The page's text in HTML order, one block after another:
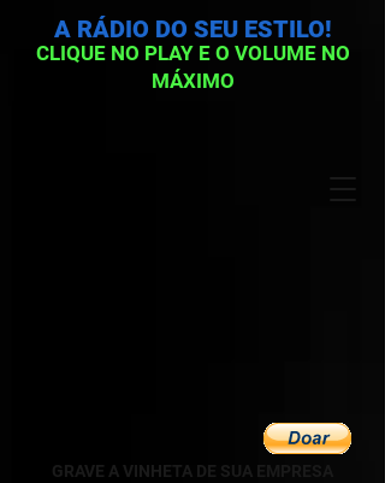
GRAVE A VINHETA DE SUA EMPRESA
CLIQUE NO PLAY E O VOLUME NO
MÁXIMO
A RÁDIO DO SEU ESTILO!